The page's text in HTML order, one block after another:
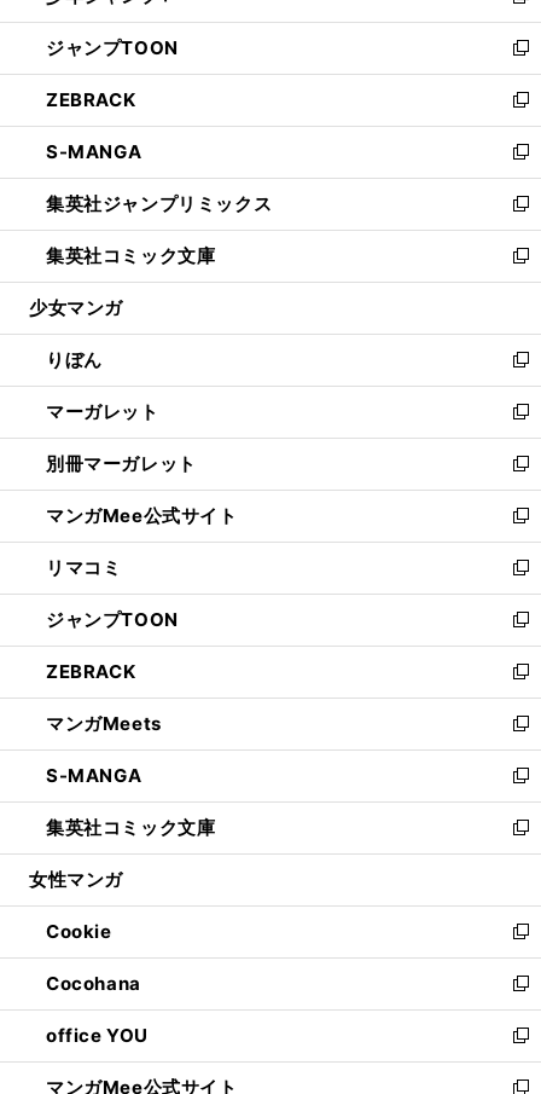
開
く
ウ
で
開
く
ン
ド
ウ
で
開
く
ウ
ィ
ン
ド
ウ
で
開
く
し
い
ウ
ィ
ン
ド
ウ
で
開
く
ジャンプTOON
新
し
い
ウ
ィ
ン
ド
ウ
で
開
ZEBRACK
新
し
い
ウ
ィ
ン
ド
ウ
開
く
S-MANGA
新
し
い
ウ
ィ
ン
ウ
で
開
く
集英社ジャンプリミックス
新
し
い
ウ
ン
ド
ウ
で
開
く
集英社コミック文庫
新
し
ウ
ィ
ン
ド
ウ
で
開
く
少女マンガ
りぼん
新
し
い
ウ
ィ
ン
ド
ウ
で
開
く
マーガレット
新
し
い
ウ
ィ
ン
ド
ウ
で
開
く
別冊マーガレット
新
し
い
ウ
ィ
ン
ド
ウ
で
開
く
マンガMee公式サイト
新
し
い
ウ
ィ
ン
ド
ウ
で
開
く
リマコミ
新
し
い
ウ
ィ
ン
ド
ウ
で
開
く
ジャンプTOON
新
し
い
ウ
ィ
ン
ド
ウ
で
開
ZEBRACK
新
し
い
ウ
ィ
ン
ド
ウ
開
く
マンガMeets
新
し
い
ウ
ィ
ン
ウ
で
開
く
S-MANGA
新
し
い
ウ
ン
ド
ウ
で
開
く
集英社コミック文庫
新
し
ウ
ィ
ン
ド
ウ
で
開
く
女性マンガ
Cookie
新
し
い
ウ
ィ
ン
ド
Cocohana
新
し
い
ウ
office YOU
新
し
マンガMee公式サイト